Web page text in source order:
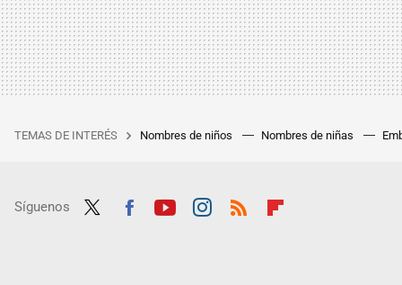
TEMAS DE INTERÉS Nombres de niños Nombres de niñas
Síguenos